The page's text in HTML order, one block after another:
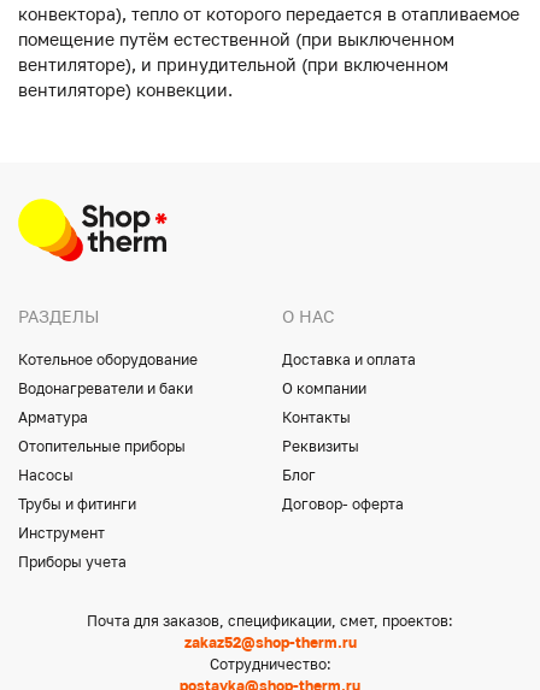
конвектора), тепло от которого передается в отапливаемое
помещение путём естественной (при выключенном
вентиляторе), и принудительной (при включенном
вентиляторе) конвекции.
РАЗДЕЛЫ
Котельное оборудование
Водонагреватели и баки
Арматура
Отопительные приборы
Насосы
Трубы и фитинги
Инструмент
Приборы учета
О НАС
Доставка и оплата
О компании
Контакты
Реквизиты
Блог
Договор- оферта
Почта для заказов, спецификации, смет, проектов:
zakaz52@shop-therm.ru
Сотрудничество:
postavka@shop-therm.ru